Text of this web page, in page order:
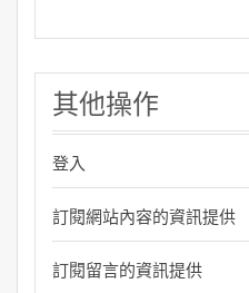
其他操作
登入
訂閱網站內容的資訊提供
訂閱留言的資訊提供